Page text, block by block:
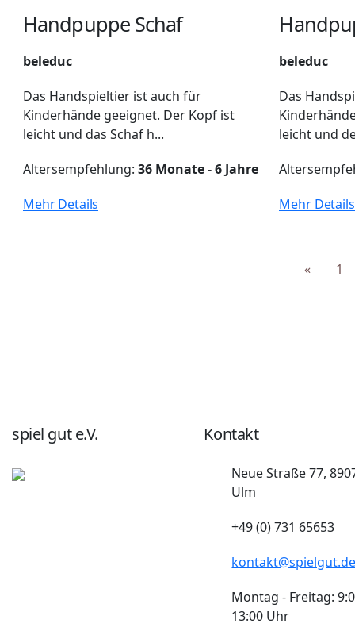
Handpuppe Schaf
beleduc
Das Handspieltier ist auch für
Kinderhände geeignet. Der Kopf ist
leicht und das Schaf h...
Altersempfehlung:36 Monate - 6 Jahre
Mehr Details
beleduc
Das
leicht und
Mehr Details
« 1
spiel gut e.V. Kontakt
Neue Straße 77,
Ulm
+49 (0) 731 65653
Montag - Freitag:
13:00 Uhr